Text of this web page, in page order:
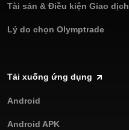
Tài sản & Điều kiện Giao dịch
Lý do chọn Olymptrade
Tải xuống ứng dụng
Android
Android APK